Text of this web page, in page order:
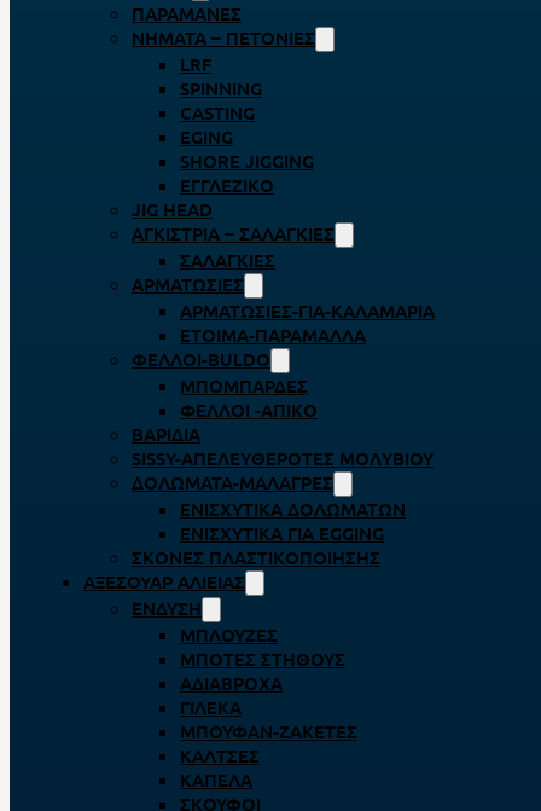
ΠΑΡΑΜΆΝΕΣ
ΝΉΜΑΤΑ – ΠΕΤΟΝΙΈΣ
LRF
SPINNING
CASTING
EGING
SHORE JIGGING
ΕΓΓΛΈΖΙΚΟ
JIG HEAD
ΑΓΚΊΣΤΡΙΑ – ΣΑΛΑΓΚΙΈΣ
ΣΑΛΑΓΚΙΈΣ
ΑΡΜΑΤΩΣΙΈΣ
ΑΡΜΑΤΩΣΙΈΣ-ΓΙΑ-ΚΑΛΑΜΆΡΙΑ
ΈΤΟΙΜΑ-ΠΑΡΆΜΑΛΛΑ
ΦΕΛΛΟΊ-BULDO
ΜΠΟΜΠΆΡΔΕΣ
ΦΕΛΛΟΊ -ΑΠΊΚΟ
ΒΑΡΊΔΙΑ
SISSY-ΑΠΕΛΕΥΘΕΡΟΤΈΣ ΜΟΛΥΒΙΟΎ
ΔΟΛΏΜΑΤΑ-ΜΑΛΆΓΡΕΣ
ΕΝΙΣΧΥΤΙΚΆ ΔΟΛΩΜΆΤΩΝ
ΕΝΙΣΧΥΤΙΚΆ ΓΙΑ EGGING
ΣΚΌΝΕΣ ΠΛΑΣΤΙΚΟΠΟΊΗΣΗΣ
ΑΞΕΣΟΥΆΡ ΑΛΙΕΊΑΣ
ΈΝΔΥΣΗ
ΜΠΛΟΎΖΕΣ
ΜΠΌΤΕΣ ΣΤΉΘΟΥΣ
ΑΔΙΆΒΡΟΧΑ
ΓΙΛΈΚΑ
ΜΠΟΥΦΆΝ-ΖΑΚΈΤΕΣ
ΚΆΛΤΣΕΣ
ΚΑΠΈΛΑ
ΣΚΟΎΦΟΙ